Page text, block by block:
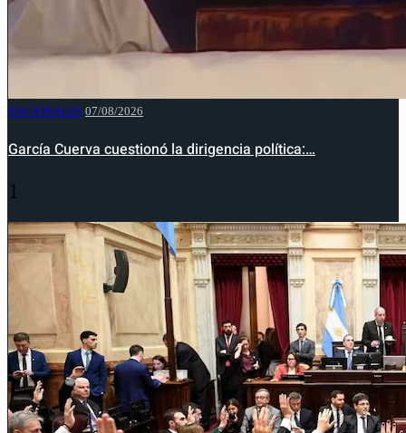
NACIONALES 07/08/2026
García Cuerva cuestionó la dirigencia política:…
1